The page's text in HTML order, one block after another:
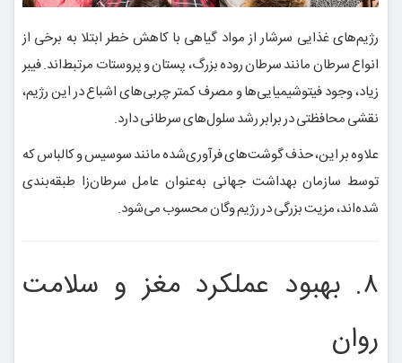
رژیم‌های غذایی سرشار از مواد گیاهی با کاهش خطر ابتلا به برخی از
انواع سرطان مانند سرطان روده بزرگ، پستان و پروستات مرتبط‌اند. فیبر
زیاد، وجود فیتوشیمیایی‌ها و مصرف کمتر چربی‌های اشباع در این رژیم،
نقشی محافظتی در برابر رشد سلول‌های سرطانی دارد.
علاوه بر این، حذف گوشت‌های فرآوری‌شده مانند سوسیس و کالباس که
توسط سازمان بهداشت جهانی به‌عنوان عامل سرطان‌زا طبقه‌بندی
شده‌اند، مزیت بزرگی در رژیم وگان محسوب می‌شود.
۸. بهبود عملکرد مغز و سلامت
روان